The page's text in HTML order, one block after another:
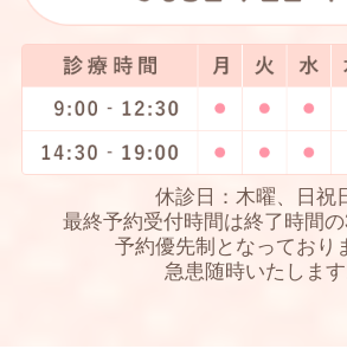
休診日：木曜、日
最終予約受付時間は終了時間の
予約優先制となっており
急患随時いたします